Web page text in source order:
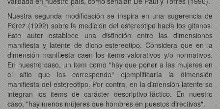
Nuestra segunda modificación se inspira en una sugerencia de
Pérez (1992) sobre la medición del estereotipo hacia los gitanos.
Este autor establece una distinción entre las dimensiones
manifiesta y latente de dicho estereotipo. Considera que en la
dimensión manifiesta caen los items valorativos y/o normativos.
En nuestro caso, un item como "hay que poner a las mujeres en
el sitio que les corresponde" ejemplificaría la dimensión
manifiesta del estereotipo. Por contra, en la dimensión latente se
integran los items de carácter descriptivo-fáctico. En nuestro
caso, "hay menos mujeres que hombres en puestos directivos".